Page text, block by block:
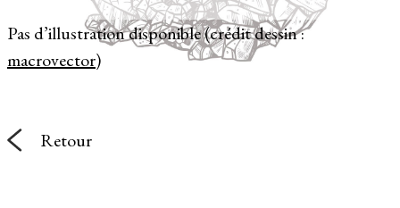
Pas d’illustration disponible (crédit dessin :
macrovector)
Retour